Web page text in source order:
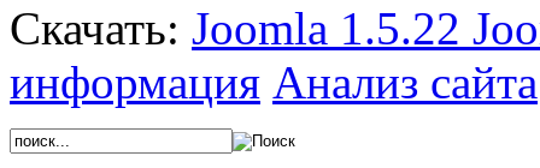
Скачать: Joomla 1.5.22
информация Анализ сайта